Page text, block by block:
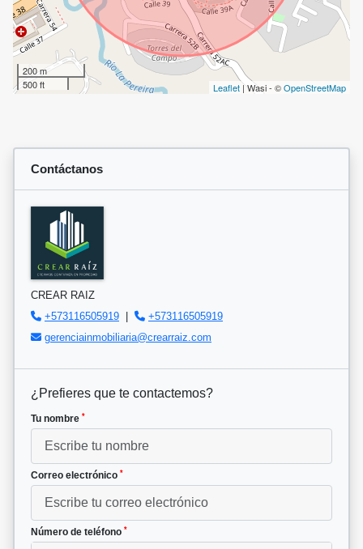
200 m
500 ft
Leaflet | Wasi - ©OpenStreetMap
Contáctanos
CREAR RAIZ
+573116505919
+573116505919
gerenciainmobiliaria@crearraiz.com
¿Prefieres que te contactemos?
Tu nombre *
Correo electrónico *
Número de teléfono *